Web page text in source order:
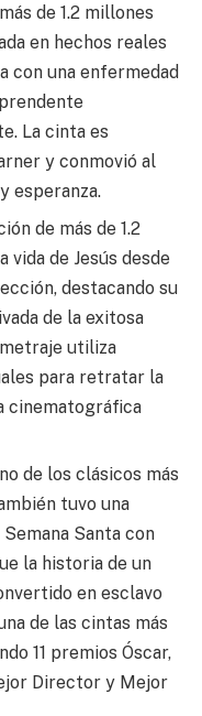
de 1.2 millones
en hechos reales
con una enfermedad
La cinta es
y conmovió al
esperanza.
de más de 1.2
de Jesús desde
destacando su
de la exitosa
utiliza
para retratar la
cinematográfica
de los clásicos más
tuvo una
Santa con
la historia de un
en esclavo
de las cintas más
11 premios Óscar,
Director y Mejor